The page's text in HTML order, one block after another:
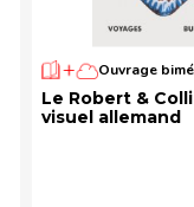
Ouvrage
Le Robert &
visuel allemand